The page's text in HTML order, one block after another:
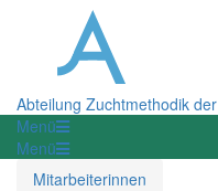
Abteilung Zuchtmethodik
Menü
Menü
Mitarbeiterinnen